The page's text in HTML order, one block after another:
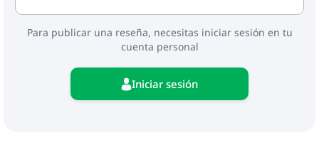
Para publicar una reseña, necesitas iniciar sesión en tu
cuenta personal
Iniciar sesión